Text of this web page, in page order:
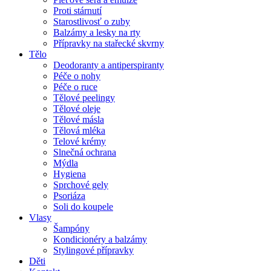
Proti stárnutí
Starostlivosť o zuby
Balzámy a lesky na rty
Přípravky na stařecké skvrny
Tělo
Deodoranty a antiperspiranty
Péče o nohy
Péče o ruce
Tělové peelingy
Tělové oleje
Tělové másla
Tělová mléka
Telové krémy
Slnečná ochrana
Mýdla
Hygiena
Sprchové gely
Psoriáza
Soli do koupele
Vlasy
Šampóny
Kondicionéry a balzámy
Stylingové přípravky
Děti